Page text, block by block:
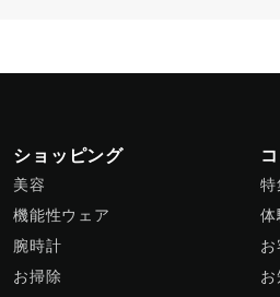
ショッピング
美容
機能性ウェア
腕時計
お掃除
特
体